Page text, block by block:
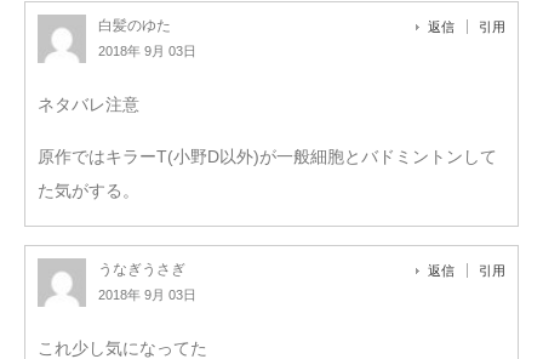
白髪のゆた
2018年 9月 03日
返信 引用
ネタバレ注意
原作ではキラーT(小野D以外)が一般細胞とバドミントンして
た気がする。
うなぎうさぎ
2018年 9月 03日
返信 引用
これ少し気になってた